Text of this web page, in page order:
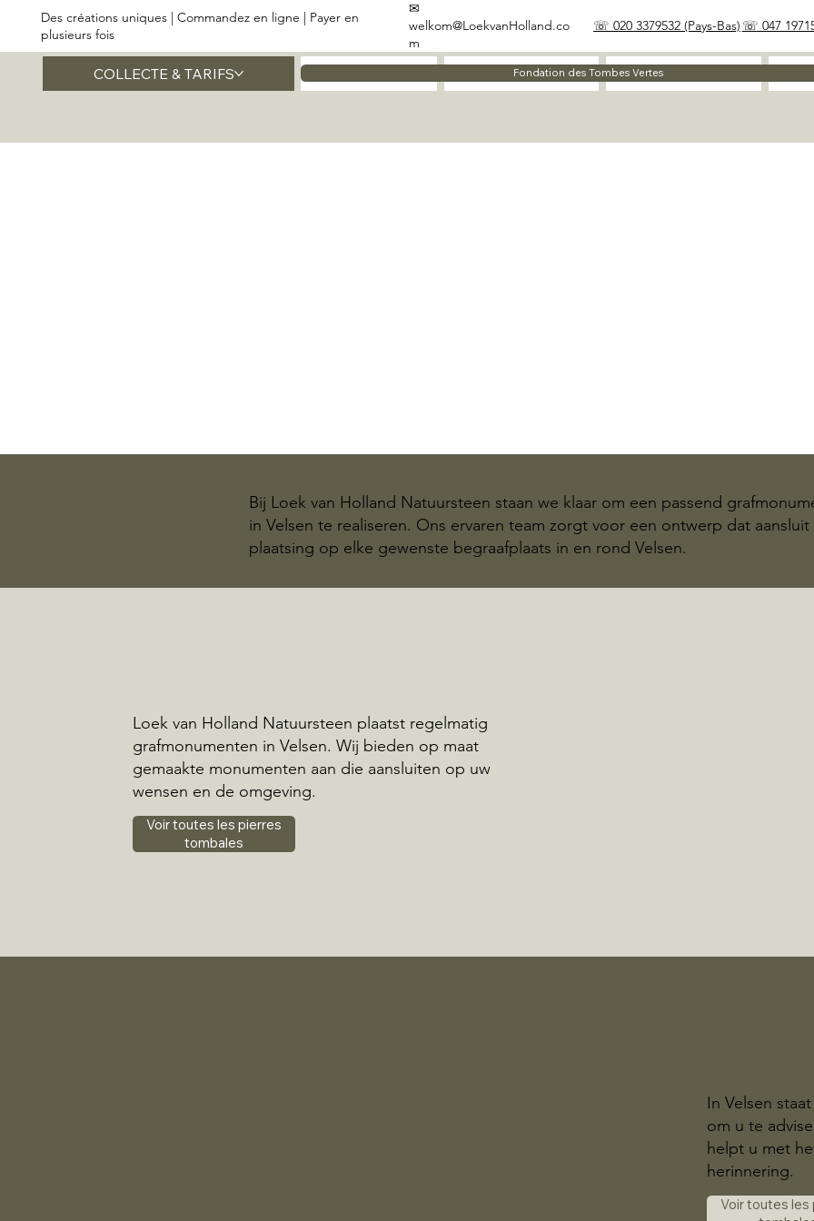
Des créations uniques | Commandez en ligne | Payer en
plusieurs fois
☏ 020 3379532 (Pays-Bas) ☏ 047
✉
welkom@LoekvanHolland.co
m
COLLECTE & TARIFS À propos Matériaux
Fondation des Tombes Vertes
Bij Loek van Holland Natuursteen staan we klaar om een passend
in Velsen te realiseren. Ons ervaren team zorgt voor een ontwerp dat
plaatsing op elke gewenste begraafplaats in en rond Velsen.
Loek van Holland Natuursteen plaatst regelmatig
grafmonumenten in Velsen. Wij bieden op maat
gemaakte monumenten aan die aansluiten op uw
wensen en de omgeving.
Voir toutes les pierres
tombales
In Velsen
om u te
helpt u met
herinnering.
Voir toutes les